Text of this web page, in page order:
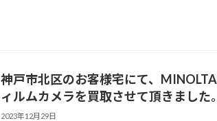
神戸市北区のお客様宅にて、
ィルムカメラを買取させて頂きました。
2023年12月29日